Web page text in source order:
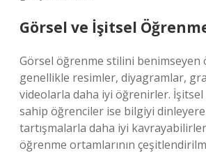
Görsel ve İşitsel
Görsel öğrenme stilini benimseyen
genellikle resimler, diyagramlar,
videolarla daha iyi öğrenirler.
sahip öğrenciler ise bilgiyi
tartışmalarla daha iyi
öğrenme ortamlarının